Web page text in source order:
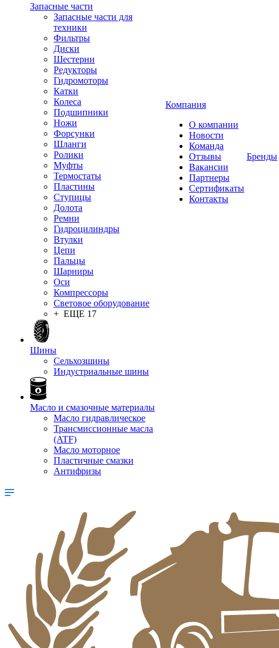
Запасные части
Запасные части для
техники
Фильтры
Диски
Шестерни
Редукторы
Гидромоторы
Катки
Колеса
Подшипники
Ножи
Форсунки
Шланги
Ролики
Муфты
Термостаты
Пластины
Ступицы
Долота
Ремни
Гидроцилиндры
Втулки
Цепи
Пальцы
Шарниры
Оси
Компрессоры
Световое оборудование
+ ЕЩЕ 17
Шины
Сельхозшины
Индустриальные шины
Масло и смазочные материалы
Масло гидравлическое
Трансмиссионные масла
(ATF)
Масло моторное
Пластичные смазки
Антифризы
Компания
О компании
Новости
Команда
Отзывы
Вакансии
Партнеры
Сертификаты
Контакты
Бренды